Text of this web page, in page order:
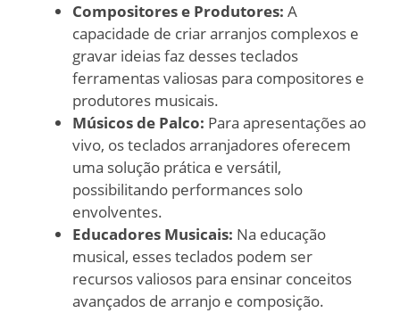
Compositores e Produtores: A
capacidade de criar arranjos complexos e
gravar ideias faz desses teclados
ferramentas valiosas para compositores e
produtores musicais.
Músicos de Palco: Para apresentações ao
vivo, os teclados arranjadores oferecem
uma solução prática e versátil,
possibilitando performances solo
envolventes.
Educadores Musicais: Na educação
musical, esses teclados podem ser
recursos valiosos para ensinar conceitos
avançados de arranjo e composição.